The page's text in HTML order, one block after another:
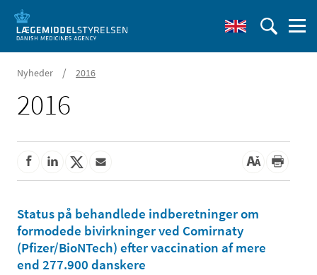
Nyheder / 2016
2016
Status på behandlede indberetninger om
formodede bivirkninger ved Comirnaty
(Pfizer/BioNTech) efter vaccination af mere
end 277.900 danskere